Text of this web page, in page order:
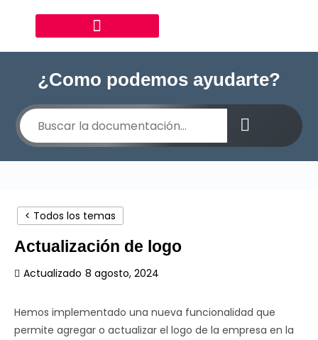
¿Como podemos ayudarte?
< Todos los temas
Actualización de logo
Actualizado 8 agosto, 2024
Hemos implementado una nueva funcionalidad que
permite agregar o actualizar el logo de la empresa en la